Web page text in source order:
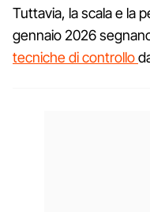
Tuttavia, la scala e la
gennaio 2026
tecniche di controllo